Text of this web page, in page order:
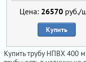
Цена: 26570 руб./
Купить
Купить трубу НПВХ 400